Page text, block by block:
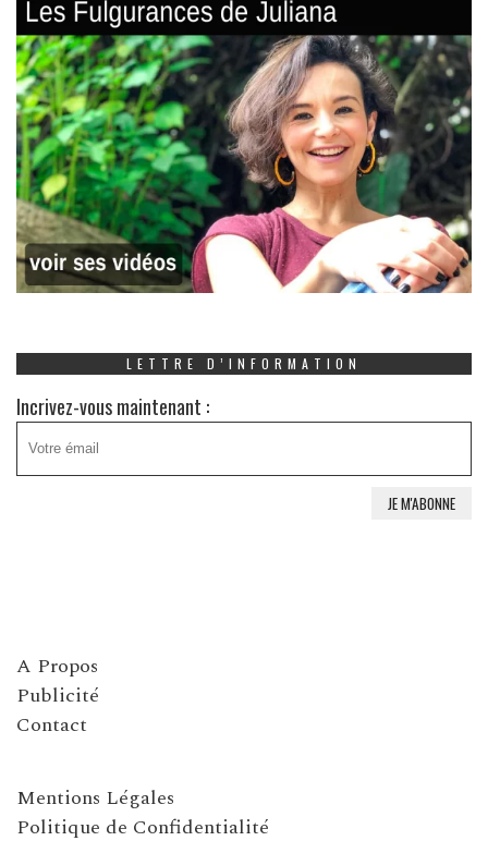
LETTRE D’INFORMATION
Incrivez-vous maintenant :
A Propos
Publicité
Contact
Mentions Légales
Politique de Confidentialité